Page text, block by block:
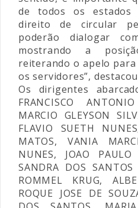
de todos os estados
direito de circular
poderão dialogar
mostrando a
reiterando o apelo
os servidores”,
Os dirigentes
FRANCISCO
MARCIO GLEYSON
FLAVIO SUETH
MATOS, VANIA
NUNES, JOAO
SANDRA DOS
ROMMEL KRUG,
ROQUE JOSE DE